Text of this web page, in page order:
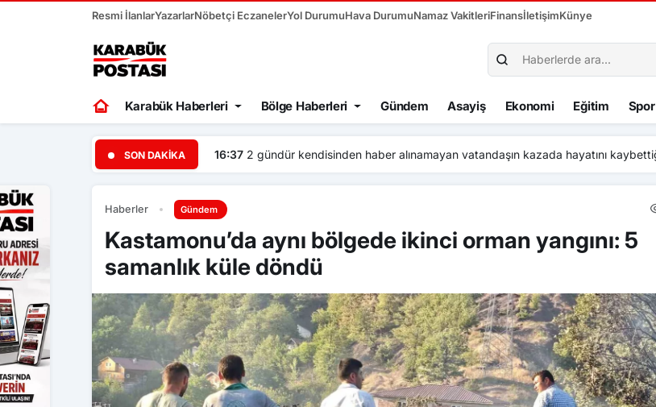
Resmi İlanlarYazarlarNöbetçi EczanelerYol DurumuHava DurumuNamaz VakitleriFinansİletişimKünye
Karabük Haberleri Bölge Haberleri Gündem Asayiş Ekonomi Eğitim Spor
SON DAKIKA 16:30 Kastamonu Üniversitesi’nin 4 projesi, TÜBİTAK tarafından desteklenecek
Haberler Gündem
Kastamonu’da aynı bölgede ikinci orman yangını: 5
samanlık küle döndü